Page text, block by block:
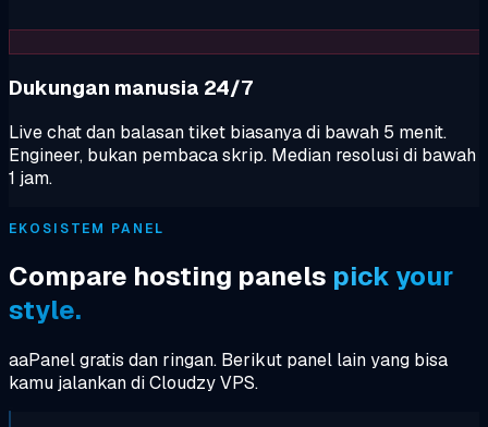
Dukungan manusia 24/7
Live chat dan balasan tiket biasanya di bawah 5 menit.
Engineer, bukan pembaca skrip. Median resolusi di bawah
1 jam.
EKOSISTEM PANEL
Compare hosting panels pick your
style.
aaPanel gratis dan ringan. Berikut panel lain yang bisa
kamu jalankan di Cloudzy VPS.